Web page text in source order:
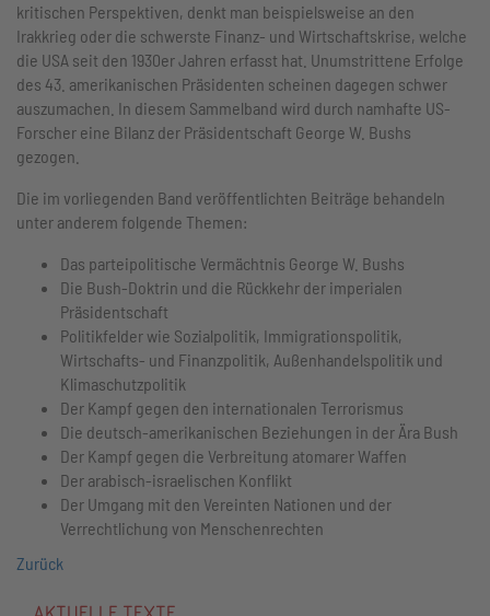
kritischen Perspektiven, denkt man beispielsweise an den
Irakkrieg oder die schwerste Finanz- und Wirtschaftskrise, welche
die USA seit den 1930er Jahren erfasst hat. Unumstrittene Erfolge
des 43. amerikanischen Präsidenten scheinen dagegen schwer
auszumachen. In diesem Sammelband wird durch namhafte US-
Forscher eine Bilanz der Präsidentschaft George W. Bushs
gezogen.
Die im vorliegenden Band veröffentlichten Beiträge behandeln
unter anderem folgende Themen:
Das parteipolitische Vermächtnis George W. Bushs
Die Bush-Doktrin und die Rückkehr der imperialen
Präsidentschaft
Politikfelder wie Sozialpolitik, Immigrationspolitik,
Wirtschafts- und Finanzpolitik, Außenhandelspolitik und
Klimaschutzpolitik
Der Kampf gegen den internationalen Terrorismus
Die deutsch-amerikanischen Beziehungen in der Ära Bush
Der Kampf gegen die Verbreitung atomarer Waffen
Der arabisch-israelischen Konflikt
Der Umgang mit den Vereinten Nationen und der
Verrechtlichung von Menschenrechten
Zurück